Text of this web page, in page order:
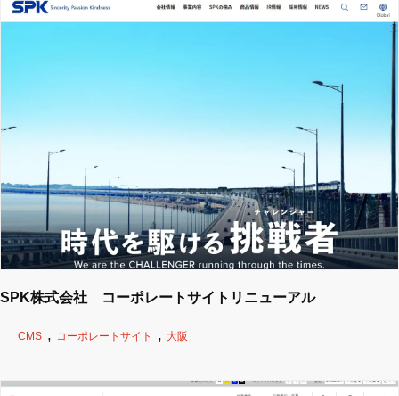
SPK株式会社 コーポレートサイトリニューアル
CMS コーポレートサイト 大阪